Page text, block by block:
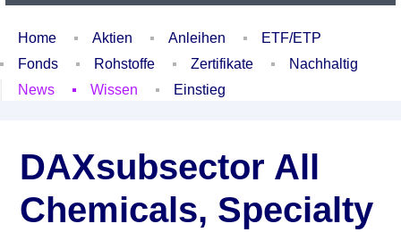
Home Aktien Anleihen
ETF/ETP
Fonds
Rohstoffe Zertifikate
Nachhaltig
News
Wissen Einstieg
DAXsubsector All
Chemicals, Specialty